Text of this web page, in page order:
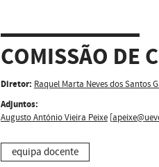
COMISSÃO DE
Diretor: Raquel Marta Neves dos Santos
Adjuntos:
Augusto António Vieira Peixe [
equipa docente